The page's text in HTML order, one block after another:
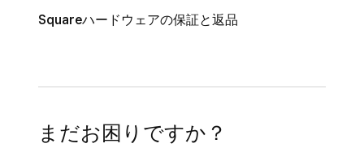
Squareハードウェアの保証と返品
まだお困りですか？